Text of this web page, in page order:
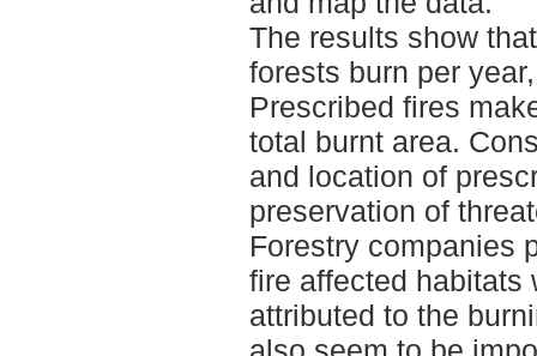
The results show
forests burn per
Prescribed fires
total burnt area.
and location of
preservation of
Forestry companies
fire affected habitats
attributed to the